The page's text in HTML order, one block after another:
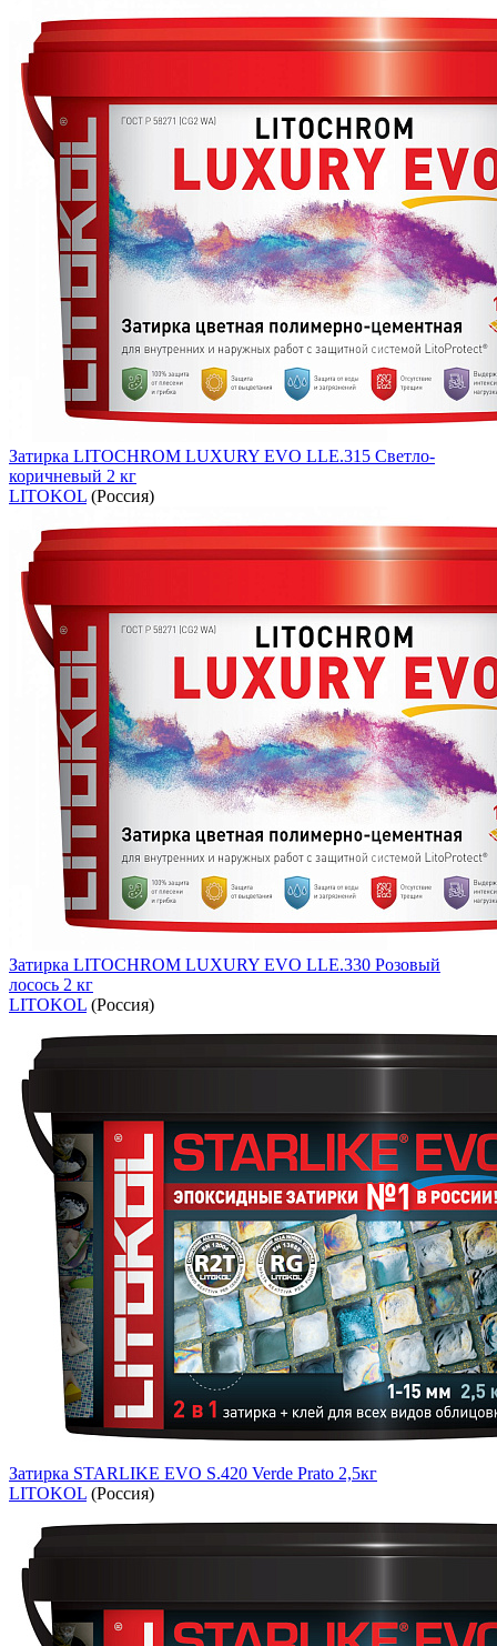
Затирка LITOCHROM LUXURY EVO LLE.315 Светло-
коричневый 2 кг
LITOKOL (Россия)
Затирка LITOCHROM LUXURY EVO LLE.330 Розовый
лосось 2 кг
LITOKOL (Россия)
Затирка STARLIKE EVO S.420 Verde Prato 2,5кг
LITOKOL (Россия)